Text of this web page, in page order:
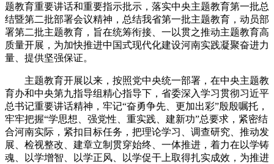
题教育重要讲话和重要指示批示，落实中央主题教育第一批总
结暨第二批部署会议精神，总结我省第一批主题教育，动员部
署第二批主题教育，旨在统筹衔接、一以贯之推动主题教育高
质量开展，为加快推进中国式现代化建设河南实践凝聚奋进力
量、提供坚强保证。
主题教育开展以来，按照党中央统一部署，在中央主题教
育办和中央第九指导组精心指导下，省委深入学习贯彻习近平
总书记重要讲话精神，牢记“奋勇争先、更加出彩”殷殷嘱托，
牢牢把握“学思想、强党性、重实践、建新功”总要求，紧密结
合河南实际，紧扣目标任务，把理论学习、调查研究、推动发
展、检视整改、建章立制贯穿始终、一体推进，着力在以学铸
魂、以学增智、以学正风、以学促干上取得扎实成效，为推进